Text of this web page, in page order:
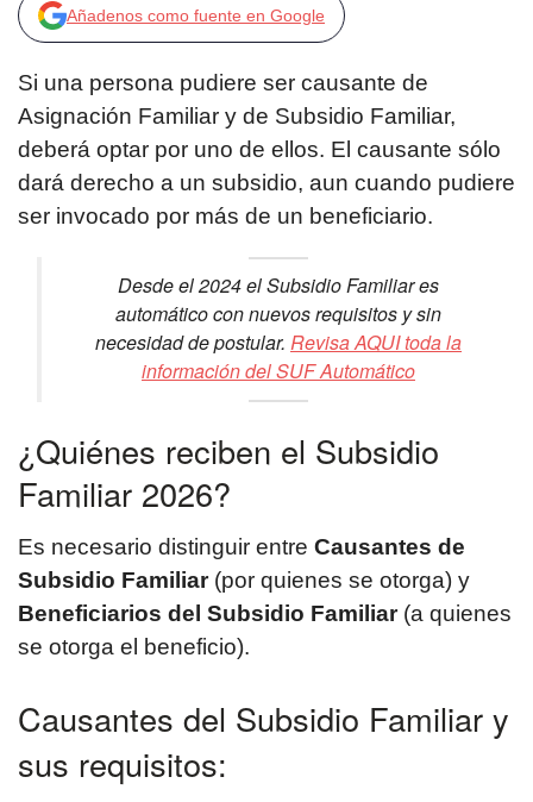
Añadenos como fuente en Google
Si una persona pudiere ser causante de
Asignación Familiar y de Subsidio Familiar,
deberá optar por uno de ellos. El causante sólo
dará derecho a un subsidio, aun cuando pudiere
ser invocado por más de un beneficiario.
Desde el 2024 el Subsidio Familiar es
automático con nuevos requisitos y sin
necesidad de postular. Revisa AQUI toda la
información del SUF Automático
¿Quiénes reciben el Subsidio
Familiar 2026?
Es necesario distinguir entre Causantes de
Subsidio Familiar(por quienes se otorga) y
Beneficiarios del Subsidio Familiar(a quienes
se otorga el beneficio).
Causantes del Subsidio Familiar y
sus requisitos: